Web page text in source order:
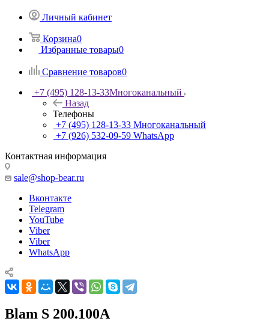
Личный кабинет
Корзина0
Избранные товары0
Сравнение товаров0
+7 (495) 128-13-33Многоканальный
Назад
Телефоны
+7 (495) 128-13-33 Многоканальный
+7 (926) 532-09-59 WhatsApp
Контактная информация
sale@shop-bear.ru
Вконтакте
Telegram
YouTube
Viber
Viber
WhatsApp
Blam S 200.100A